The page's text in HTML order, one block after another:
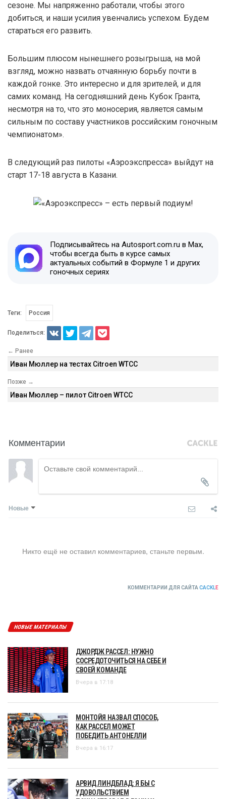
сезоне. Мы напряженно работали, чтобы этого
добиться, и наши усилия увенчались успехом. Будем
стараться его развить.
Большим плюсом нынешнего розыгрыша, на мой
взгляд, можно назвать отчаянную борьбу почти в
каждой гонке. Это интересно и для зрителей, и для
самих команд. На сегодняшний день Кубок Гранта,
несмотря на то, что это моносерия, является самым
сильным по составу участников российским гоночным
чемпионатом».
В следующий раз пилоты «Аэроэкспресса» выйдут на
старт 17-18 августа в Казани.
Подписывайтесь на Autosport.com.ru в Max,
чтобы всегда быть в курсе самых
актуальных событий в Формуле 1 и других
гоночных сериях
Теги: Россия
Поделиться:
← Ранее
Иван Мюллер на тестах Citroen WTCC
Позже →
Иван Мюллер – пилот Citroen WTCC
Комментарии
Новые
Никто ещё не оставил комментариев, станьте первым.
КОММЕНТАРИИ ДЛЯ САЙТАCACKLE
НОВЫЕ МАТЕРИАЛЫ
ДЖОРДЖ РАССЕЛ: НУЖНО
СОСРЕДОТОЧИТЬСЯ НА СЕБЕ И
СВОЕЙ КОМАНДЕ
Вчера в 17:18
МОНТОЙЯ НАЗВАЛ СПОСОБ,
КАК РАССЕЛ МОЖЕТ
ПОБЕДИТЬ АНТОНЕЛЛИ
Вчера в 16:17
АРВИД ЛИНДБЛАД: Я БЫ С
УДОВОЛЬСТВИЕМ